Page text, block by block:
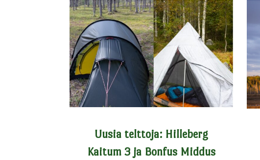
Uusia telttoja: Hilleberg
Kaitum 3 ja Bonfus Middus